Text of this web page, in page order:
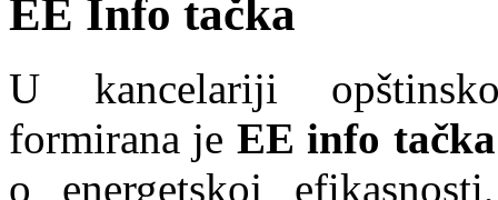
EE Info tačka
U kancelariji
formirana je EE info tačka
o energetskoj